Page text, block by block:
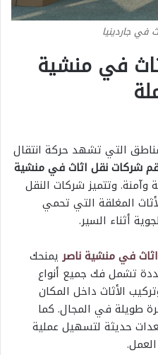
في جاردينيا
في منشية
التي تشهد حركة انتقال
شركات نقل اثاث في منشية
وتتميز شركات النقل
المغلقة التي تحمي
أثناء السير.
في منشية ناصر يمنحك
تشمل فك جميع أنواع
الأثاث داخل المكان
طويلة في المجال. كما
حديثة لتسهيل عملية
العمل.